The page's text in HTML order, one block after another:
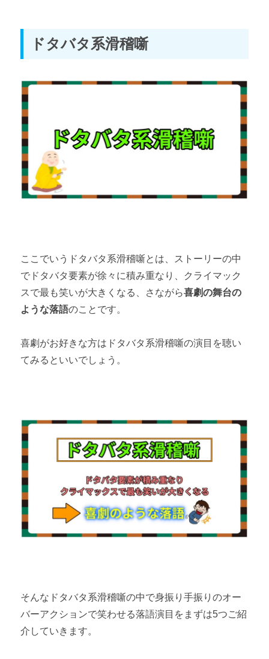
ドタバタ系滑稽噺
ここでいうドタバタ系滑稽噺とは、ストーリーの中
でドタバタ要素が徐々に積み重なり、クライマック
スで最も笑いが大きくなる、さながら喜劇の舞台の
ような落語のことです。
喜劇がお好きな方はドタバタ系滑稽噺の演目を聴い
てみるといいでしょう。
そんなドタバタ系滑稽噺の中で身振り手振りのオー
バーアクションで笑わせる落語演目をまずは5つご紹
介していきます。